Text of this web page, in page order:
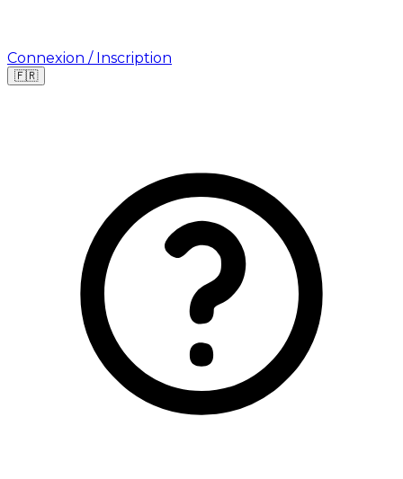
Connexion / Inscription
🇫🇷